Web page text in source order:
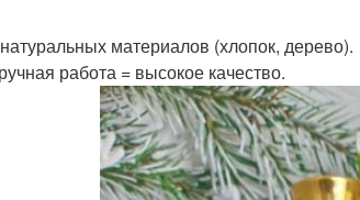
материалов (хлопок, дерево).
работа = высокое качество.